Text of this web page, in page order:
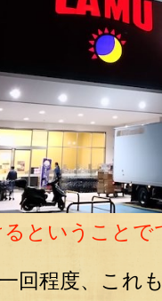
るということ
回程度、これ